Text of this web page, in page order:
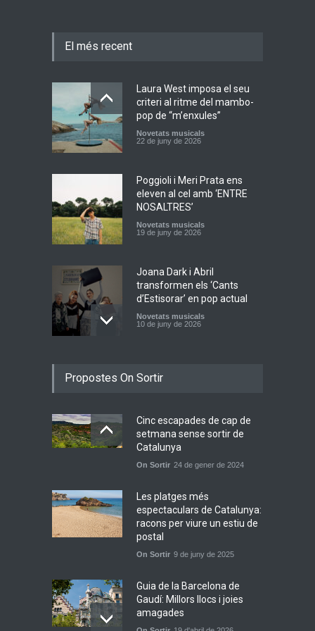
El més recent
Laura West imposa el seu
criteri al ritme del mambo-
pop de “m’enxules”
Novetats musicals
22 de juny de 2026
Poggioli i Meri Prata ens
eleven al cel amb ‘ENTRE
NOSALTRES’
Novetats musicals
19 de juny de 2026
Joana Dark i Abril
transformen els ‘Cants
d’Estisorar’ en pop actual
Novetats musicals
10 de juny de 2026
la calor amb l’himne
5 de juny de 2026
Júlia Pascual i la bellesa
d’allò quotidià a “Tots Els
Novetats musicals
31 de maig de 2026
Propostes On Sortir
Cinc escapades de cap de
setmana sense sortir de
Catalunya
On Sortir 24 de gener de 2024
Les platges més
espectaculars de Catalunya:
racons per viure un estiu de
postal
On Sortir 9 de juny de 2025
Guia de la Barcelona de
Gaudí: Millors llocs i joies
amagades